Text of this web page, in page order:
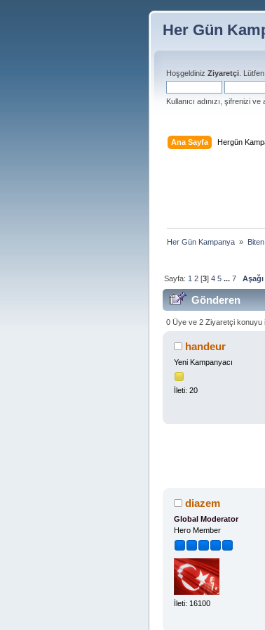
Her Gün
Hoşgeldiniz Ziyaretçi . Lütfen
Kullanıcı adınızı, şifrenizi
Ana Sayfa Hergün
Her Gün Kampanya »
Sayfa: 1 2 [3]4 5 ...7
Gönderen
0 Üye ve 2 Ziyaretçi konuyu
handeur
Yeni Kampanyacı
İleti: 20
diazem
Global Moderator
Hero Member
İleti: 16100